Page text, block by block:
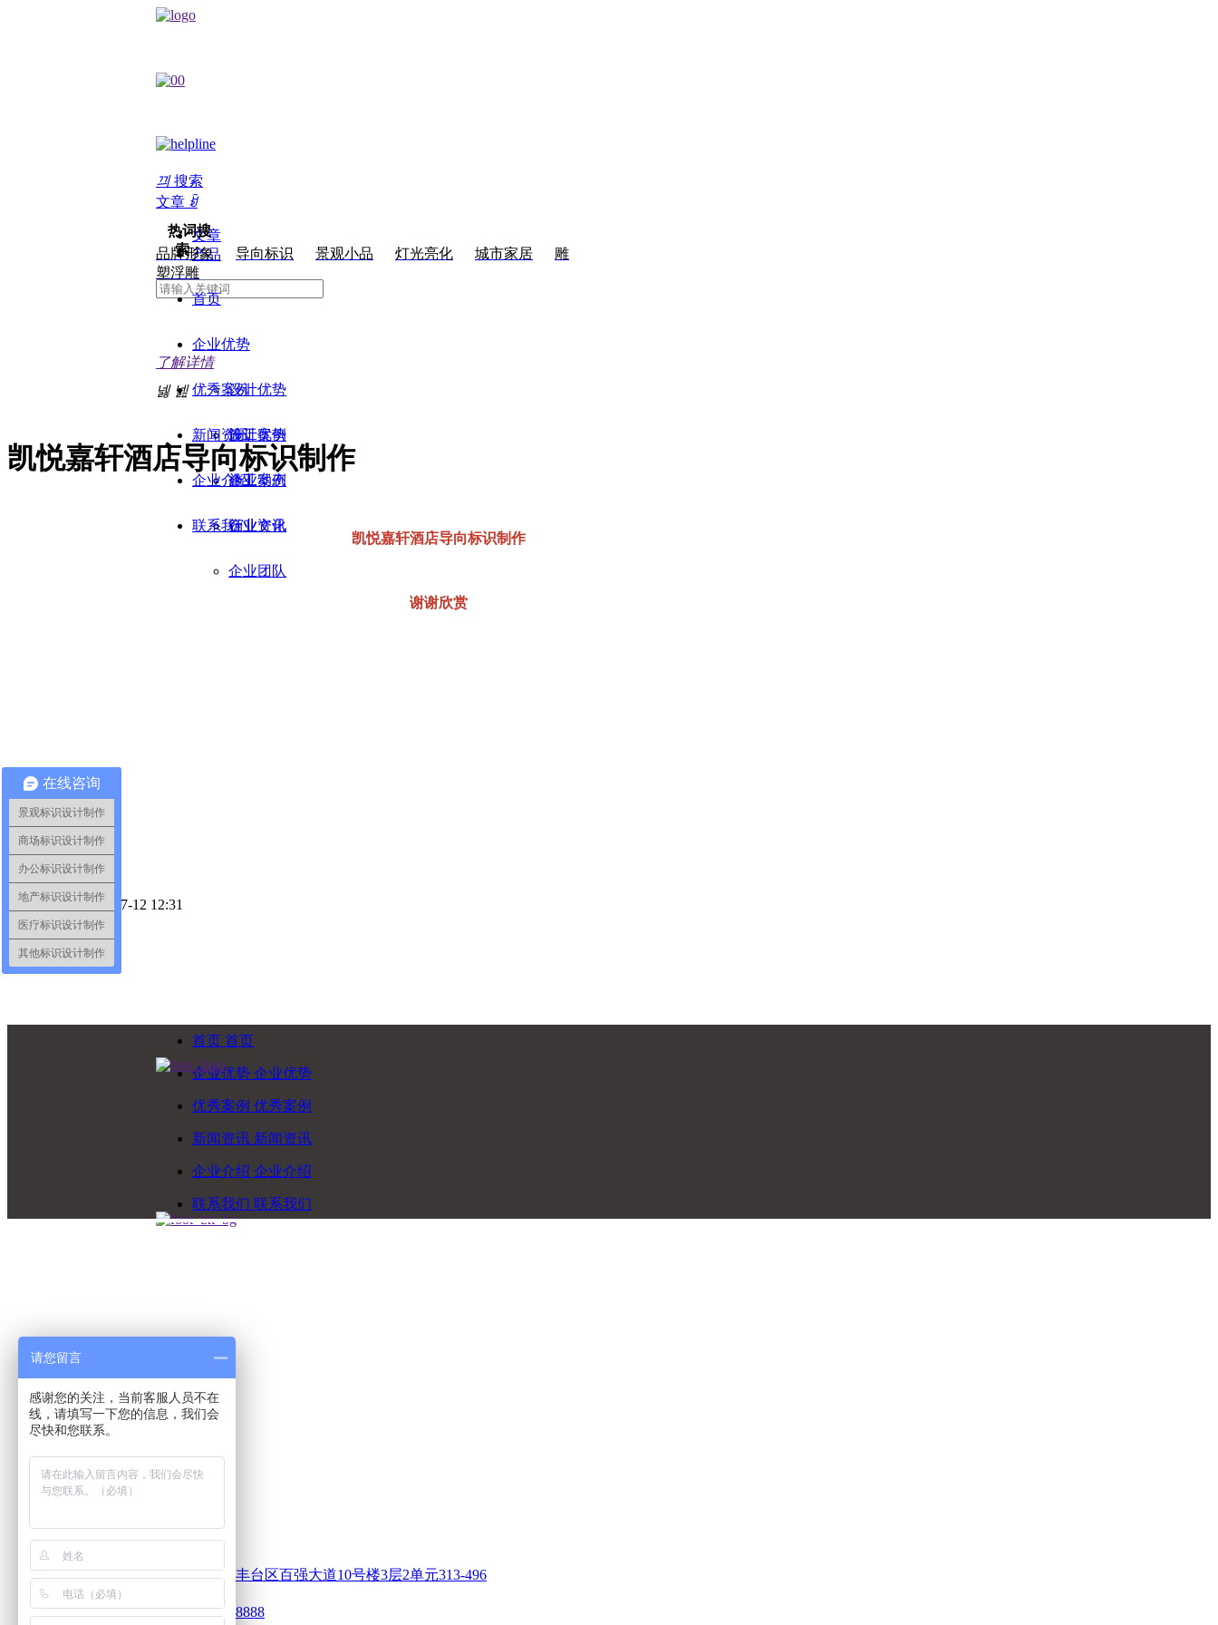
끠 搜索
文章 ꀁ
文章
产品
热词搜
索：
品牌形象 导向标识 景观小品 灯光亮化 城市家居
雕
塑浮雕
首页
企业优势
设计优势
施工优势
优秀案例
设计案例
施工案例
新闻资讯
企业动态
行业资讯
企业介绍
企业文化
企业团队
联系我们
了解详情
넳 넲
凯悦嘉轩酒店导向标识制作
凯悦嘉轩酒店导向标识制作
谢谢欣赏
创建时间：2021-07-12 12:31
끄收藏
ꄴ上一篇： 无
ꄲ 下一篇： 无
首页 首页
企业优势 企业优势
优秀案例 优秀案例
新闻资讯 新闻资讯
企业介绍 企业介绍
联系我们 联系我们
北京市丰台区百强大道10号楼3层2单元313-496
400xxx8888
在线咨询
景观标识设计制作
商场标识设计制作
办公标识设计制作
地产标识设计制作
医疗标识设计制作
其他标识设计制作
请您留言
感谢您的关注，当前客服人员不在
线，请填写一下您的信息，我们会
尽快和您联系。